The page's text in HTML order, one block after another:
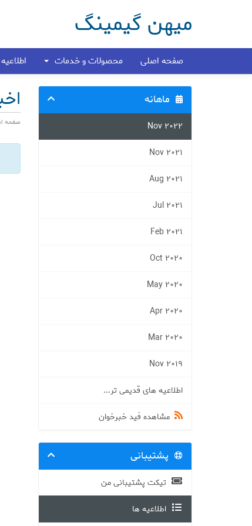
میهن گیمینگ
صفحه اصلی محصولات و خدمات
صفحه
ماهانه
Nov 2022
Nov 2021
Aug 2021
Jul 2021
Feb 2021
Oct 2020
May 2020
Apr 2020
Mar 2020
Nov 2019
اطلاعیه های قدیمی تر...
مشاهده فید خبرخوان
پشتیبانی
تیکت پشتیبانی من
اطلاعیه ها